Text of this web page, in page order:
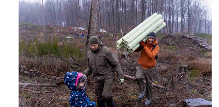
EXTERNE MEDIEN
Um Inhalte von Videoplattformen und Social Media
Plattformen anzeigen zu können, werden von
diesen externen Medien Cookies gesetzt.
YouTube